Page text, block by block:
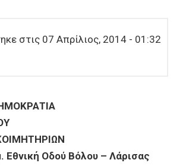
στις 07 Απρίλιος, 2014 - 01:32
Εθνική Οδού Βόλου – Λάρισας